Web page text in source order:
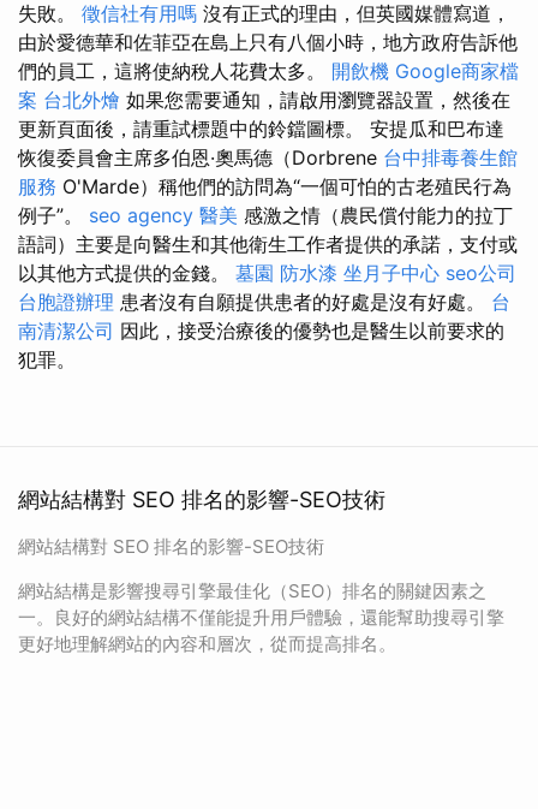
失敗。 徵信社有用嗎 沒有正式的理由，但英國媒體寫道，
由於愛德華和佐菲亞在島上只有八個小時，地方政府告訴他
們的員工，這將使納稅人花費太多。 開飲機 Google商家檔
案 台北外燴 如果您需要通知，請啟用瀏覽器設置，然後在
更新頁面後，請重試標題中的鈴鐺圖標。 安提瓜和巴布達
恢復委員會主席多伯恩·奧馬德（Dorbrene 台中排毒養生館
服務 O'Marde）稱他們的訪問為“一個可怕的古老殖民行為
例子”。 seo agency 醫美 感激之情（農民償付能力的拉丁
語詞）主要是向醫生和其他衛生工作者提供的承諾，支付或
以其他方式提供的金錢。 墓園 防水漆 坐月子中心 seo公司
台胞證辦理 患者沒有自願提供患者的好處是沒有好處。 台
南清潔公司 因此，接受治療後的優勢也是醫生以前要求的
犯罪。
網站結構對 SEO 排名的影響-SEO技術
網站結構對 SEO 排名的影響-SEO技術
網站結構是影響搜尋引擎最佳化（SEO）排名的關鍵因素之
一。良好的網站結構不僅能提升用戶體驗，還能幫助搜尋引擎
更好地理解網站的內容和層次，從而提高排名。